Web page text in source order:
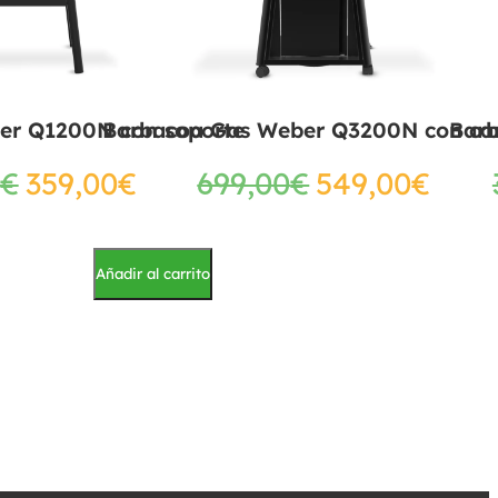
Q1200N con soporte
€359,00€
Barbacoa Gas Weber Q3200N con
699,00€549,00€
Añadir al carrito